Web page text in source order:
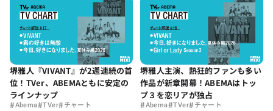
堺雅人『VIVANT』が2週連続の首
位！TVer、ABEMAともに安定の
ラインナップ
#Abema#TVer#チャート
堺雅人主演、熱狂的ファンも多い
作品が新章開幕！ABEMAはトッ
プ３を恋リアが独占
#Abema#TVer#チャート